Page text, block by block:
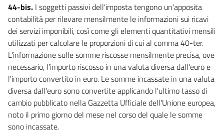
44-bis. I soggetti passivi dell'imposta tengono un'apposita
contabilità per rilevare mensilmente le informazioni sui ricavi
dei servizi imponibili, così come gli elementi quantitativi mensili
utilizzati per calcolare le proporzioni di cui al comma 40-ter.
L'informazione sulle somme riscosse mensilmente precisa, ove
necessario, l'importo riscosso in una valuta diversa dall'euro e
l'importo convertito in euro. Le somme incassate in una valuta
diversa dall'euro sono convertite applicando l'ultimo tasso di
cambio pubblicato nella Gazzetta Ufficiale dell'Unione europea,
noto il primo giorno del mese nel corso del quale le somme
sono incassate.